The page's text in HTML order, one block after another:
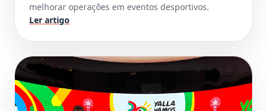
melhorar operações em eventos desportivos.
Ler artigo